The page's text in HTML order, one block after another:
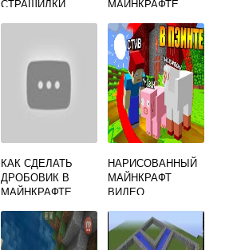
СТРАШИЛКИ
МАЙНКРАФТЕ
КАК СДЕЛАТЬ
ДРОБОВИК В
МАЙНКРАФТЕ
НАРИСОВАННЫЙ
МАЙНКРАФТ
ВИДЕО